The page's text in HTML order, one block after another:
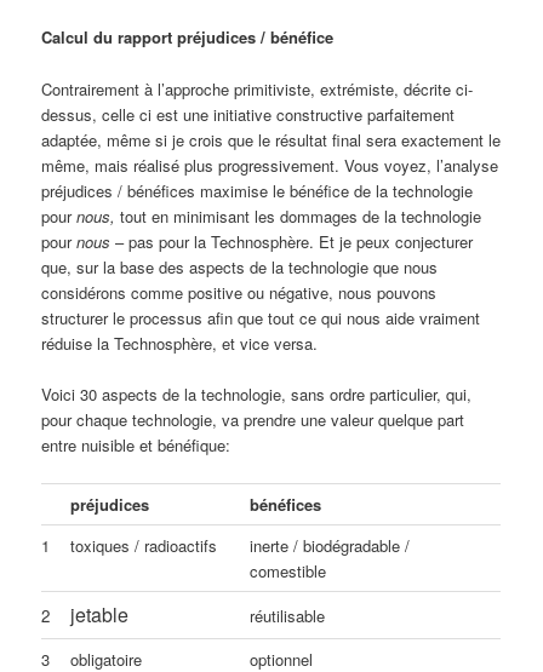
Calcul du rapport préjudices / bénéfice
Contrairement à l’approche primitiviste, extrémiste, décrite ci-
dessus, celle ci est une initiative constructive parfaitement
adaptée, même si je crois que le résultat final sera exactement le
même, mais réalisé plus progressivement. Vous voyez, l’analyse
préjudices / bénéfices maximise le bénéfice de la technologie
pournous, tout en minimisant les dommages de la technologie
pournous – pas pour la Technosphère. Et je peux conjecturer
que, sur la base des aspects de la technologie que nous
considérons comme positive ou négative, nous pouvons
structurer le processus afin que tout ce qui nous aide vraiment
réduise la Technosphère, et vice versa.
Voici 30 aspects de la technologie, sans ordre particulier, qui,
pour chaque technologie, va prendre une valeur quelque part
entre nuisible et bénéfique:
préjudices
bénéfices
1
toxiques / radioactifs
inerte / biodégradable /
comestible
2
jetable
réutilisable
3
obligatoire
optionnel